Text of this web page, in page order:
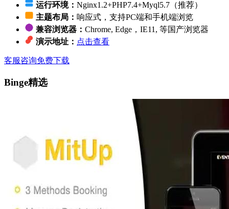
运行环境： Nginx1.2+PHP7.4+Myql5.7（推荐）
主题布局： 响应式，支持PC端和手机端浏览
兼容浏览器： Chrome, Edge，IE11, 等国产浏览器
演示地址： 点击查看
客服咨询免费下载
Binge精选